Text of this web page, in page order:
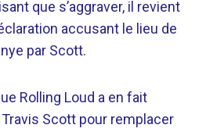
que s’aggraver, il revient
accusant le lieu de
par Scott.
Rolling Loud a en fait
Scott pour remplacer